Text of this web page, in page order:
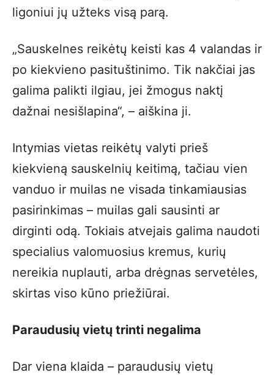
ligoniui jų užteks visą parą.
„Sauskelnes reikėtų keisti kas 4 valandas ir
po kiekvieno pasituštinimo. Tik nakčiai jas
galima palikti ilgiau, jei žmogus naktį
dažnai nesišlapina“, – aiškina ji.
Intymias vietas reikėtų valyti prieš
kiekvieną sauskelnių keitimą, tačiau vien
vanduo ir muilas ne visada tinkamiausias
pasirinkimas – muilas gali sausinti ar
dirginti odą. Tokiais atvejais galima naudoti
specialius valomuosius kremus, kurių
nereikia nuplauti, arba drėgnas servetėles,
skirtas viso kūno priežiūrai.
Paraudusių vietų trinti negalima
Dar viena klaida – paraudusių vietų